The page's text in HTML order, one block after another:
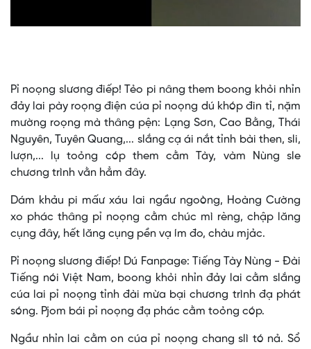
Pỉ noọng slương điếp! Tẻo pi nâng them boong khỏi nhỉn
đảy lai pày roọng điện cúa pỉ noọng dú khóp đin tỉ, nặm
mường roọng mà thâng pện: Lạng Sơn, Cao Bằng, Thái
Nguyên, Tuyên Quang,... slắng cạ ái nắt tỉnh bài then, sli,
lượn,... lụ toỏng cóp them cằm Tày, vàm Nùng sle
chương trình vằn hẳm đây.
Dám khảu pi mấư xáu lai ngầư ngoòng, Hoàng Cường
xo phác thâng pỉ noọng cằm chúc mì rèng, chập lăng
cụng đây, hết lăng cụng pền vạ ím đo, chàu mjảc.
Pỉ noọng slương điếp! Dú Fanpage: Tiếng Tày Nùng - Đài
Tiếng nói Việt Nam, boong khỏi nhỉn đảy lai cằm slắng
cúa lai pỉ noọng tỉnh đài mừa bại chương trình đạ phát
sóng. Pjom bái pỉ noọng đạ phác cằm toỏng cóp.
Ngầư nhỉn lai cằm on cúa pỉ noọng chang slì tó nả. Sổ